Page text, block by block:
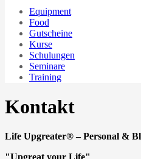
Equipment
Food
Gutscheine
Kurse
Schulungen
Seminare
Training
Kontakt
Life Upgreater® – Personal &